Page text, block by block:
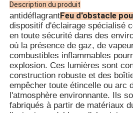
· La
· Il
APPL
·
·
· Silos
·
·
·
Description du produit
antidéflagrantFeu d'obstacle
dispositif d'éclairage spécialisé
en toute sécurité dans des
où la présence de gaz, de
combustibles inflammables
explosion. Ces lumières sont
construction robuste et des
empêcher toute étincelle ou arc
l'atmosphère environnante. Ils
fabriqués à partir de matériaux